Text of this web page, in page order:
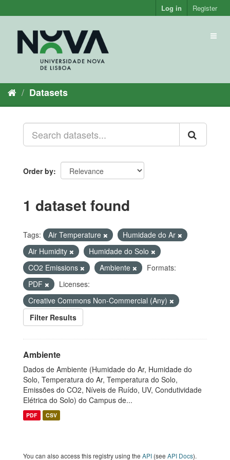
to
Log in Register
Datasets
Order by
1 dataset found
Tags: Air Temperature
Humidade do Ar
Air Humidity
Humidade do Solo
CO2 Emissions
Ambiente
Formats:
PDF
Licenses:
Creative Commons Non-Commercial (Any)
Filter Results
Ambiente
Dados de Ambiente (Humidade do Ar, Humidade do
Solo, Temperatura do Ar, Temperatura do Solo,
Emissões do CO2, Níveis de Ruído, UV, Condutividade
Elétrica do Solo) do Campus de...
PDF CSV
You can also access this registry using the API (see API Docs).